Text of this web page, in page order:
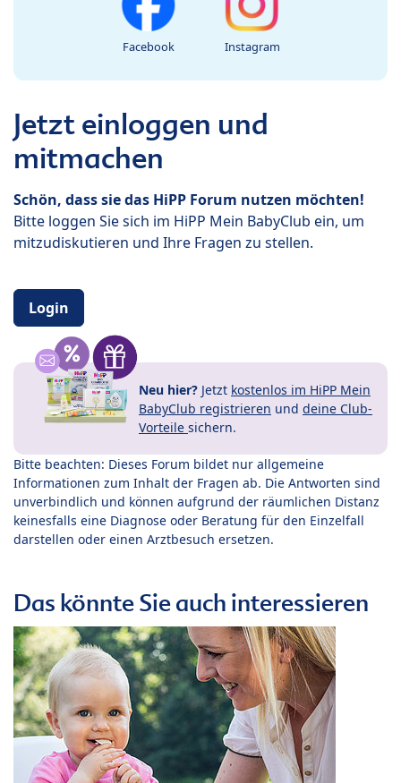
Facebook Instagram
Jetzt einloggen und
mitmachen
Schön, dass sie das HiPP Forum nutzen möchten!
Bitte loggen Sie sich im HiPP Mein BabyClub ein, um
mitzudiskutieren und Ihre Fragen zu stellen.
Login
Neu hier? Jetzt kostenlos im HiPP Mein
BabyClub registrieren und deine Club-
Vorteile sichern.
Bitte beachten: Dieses Forum bildet nur allgemeine
Informationen zum Inhalt der Fragen ab. Die Antworten sind
unverbindlich und können aufgrund der räumlichen Distanz
keinesfalls eine Diagnose oder Beratung für den Einzelfall
darstellen oder einen Arztbesuch ersetzen.
Das könnte Sie auch interessieren